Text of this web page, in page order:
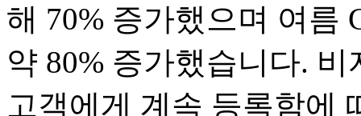
해 70% 증가했으며 여름
약 80% 증가했습니다.
고객에게 계속 등록함에